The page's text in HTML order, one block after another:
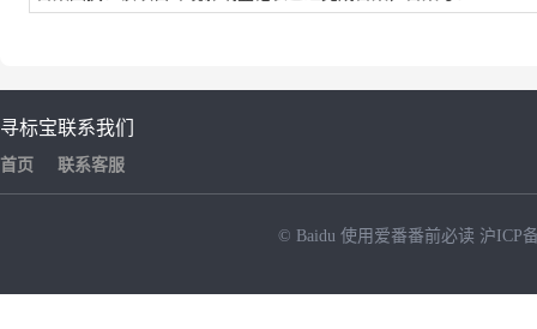
寻标宝
首页
联系我们
联系客服
© Baidu 使用爱番番前必读 沪ICP